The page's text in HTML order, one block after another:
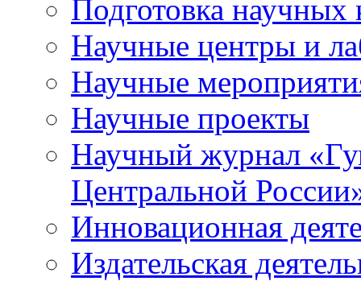
Подготовка научных
Научные центры и
Научные
Научные проекты
Научный журнал «
Центральной
Инновационная
Издательская